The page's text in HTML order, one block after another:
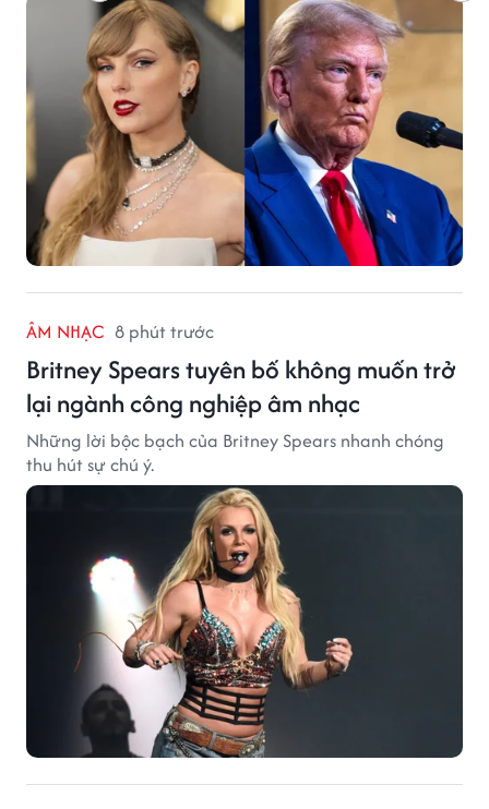
ÂM NHẠC 8 phút trước
Britney Spears tuyên bố không muốn trở
lại ngành công nghiệp âm nhạc
Những lời bộc bạch của Britney Spears nhanh chóng
thu hút sự chú ý.